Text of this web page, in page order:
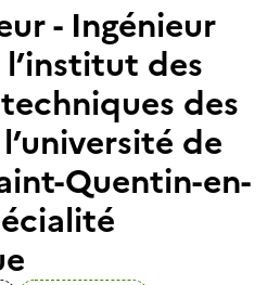
- Ingénieur
des
des
de
Quentin-en-